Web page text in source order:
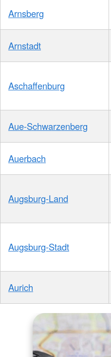
Arnsberg
Arnstadt
Aschaffenburg
Aue-Schwarzenberg
Auerbach
Augsburg-Land
Augsburg-Stadt
Aurich